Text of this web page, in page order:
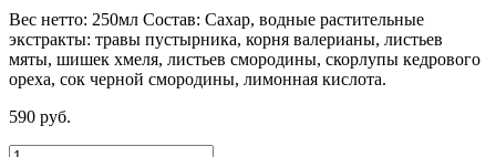
Вес нетто: 250мл Состав: Сахар, водные растительные
экстракты: травы пустырника, корня валерианы, листьев
мяты, шишек хмеля, листьев смородины, скорлупы кедрового
ореха, сок черной смородины, лимонная кислота.
590 руб.